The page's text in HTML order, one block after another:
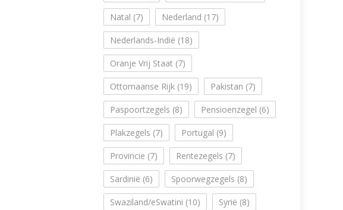
Natal (7) Nederland (17)
Nederlands-Indië (18)
Oranje Vrij Staat (7)
Ottomaanse Rijk (19) Pakistan (7)
Paspoortzegels (8) Pensioenzegel (6)
Plakzegels (7) Portugal (9)
Provincie (7) Rentezegels (7)
Sardinië (6) Spoorwegzegels (8)
Swaziland/eSwatini (10) Syrië (8)